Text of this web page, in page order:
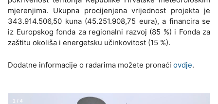
mjerenjima. Ukupna procijenjena vrijednost projekta je
343.914.506,50 kuna (45.251.908,75 eura), a financira se
iz Europskog fonda za regionalni razvoj (85 %) i Fonda za
zaštitu okoliša i energetsku učinkovitost (15 %).
Dodatne informacije o radarima možete pronaći ovdje.
1 / 4